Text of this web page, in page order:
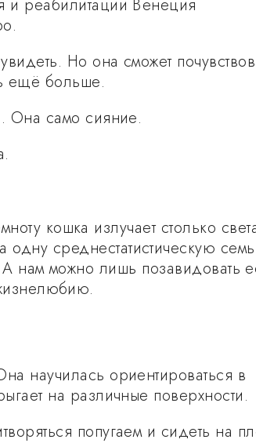
и реабилитации Венеция
Но она сможет
ещё больше.
Она само сияние.
кошка излучает столько
одну среднестатистическую
А нам можно лишь позавидовать
научилась ориентироваться в
на различные поверхности.
попугаем и сидеть на